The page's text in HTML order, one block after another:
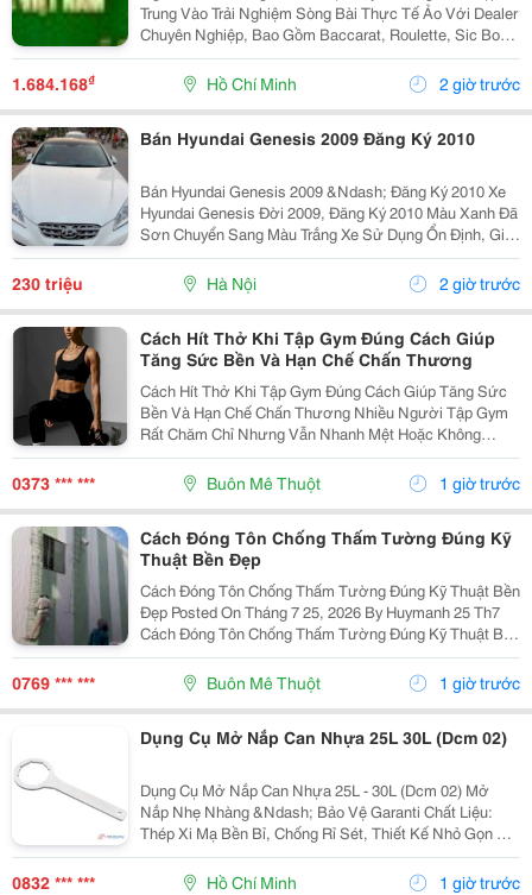
Trung Vào Trải Nghiệm Sòng Bài Thực Tế Ảo Với Dealer
Chuyên Nghiệp, Bao Gồm Baccarat, Roulette, Sic Bo
Cùng Hàng Trăm Slot Game Đa Chủ Đề Từ Cổ Điển Đến
Video Hiện Đại. Ngoài Ra, Gg88 Mang Đến Loạt...
1.684.168₫ Hồ Chí Minh 2 giờ trước
Bán Hyundai Genesis 2009 Đăng Ký 2010
Bán Hyundai Genesis 2009 &Ndash; Đăng Ký 2010 Xe
Hyundai Genesis Đời 2009, Đăng Ký 2010 Màu Xanh Đã
Sơn Chuyển Sang Màu Trắng Xe Sử Dụng Ổn Định, Giấy
Tờ Đầy Đủ Chính Chủ Xem Xe Trực Tiếp Tại Hà Nội Giá
Bán: 230 Triệu (Có Thương Lượng Cho Khách...
230 triệu Hà Nội 2 giờ trước
Cách Hít Thở Khi Tập Gym Đúng Cách Giúp
Tăng Sức Bền Và Hạn Chế Chấn Thương
Cách Hít Thở Khi Tập Gym Đúng Cách Giúp Tăng Sức
Bền Và Hạn Chế Chấn Thương Nhiều Người Tập Gym
Rất Chăm Chỉ Nhưng Vẫn Nhanh Mệt Hoặc Không
Nâng Được Mức Tạ Như Mong Muốn. Một Trong
Những Nguyên Nhân Phổ Biến Là Hít Thở Chưa Đúng
Kỹ Thuật. Trên...
0373 *** *** Buôn Mê Thuột 1 giờ trước
Cách Đóng Tôn Chống Thấm Tường Đúng Kỹ
Thuật Bền Đẹp
Cách Đóng Tôn Chống Thấm Tường Đúng Kỹ Thuật Bền
Đẹp Posted On Tháng 7 25, 2026 By Huymanh 25 Th7
Cách Đóng Tôn Chống Thấm Tường Đúng Kỹ Thuật Bền
Đẹp Thấm Dột Tường Nhà, Đặc Biệt Là Khu Vực
Tường Hông Và Khe Giáp Ranh Giữa Hai...
0769 *** *** Buôn Mê Thuột 1 giờ trước
Dụng Cụ Mở Nắp Can Nhựa 25L 30L (Dcm 02)
Dụng Cụ Mở Nắp Can Nhựa 25L - 30L (Dcm 02) Mở
Nắp Nhẹ Nhàng &Ndash; Bảo Vệ Garanti Chất Liệu:
Thép Xi Mạ Bền Bỉ, Chống Rỉ Sét, Thiết Kế Nhỏ Gọn Dễ
Mang Theo. Đặc Điểm Nổi Bật: * Trang Bị 8 Rãnh Sâu
(Đường Kính 65-67Mm) Bám Khít Nắp Can, Giúp Mở...
0832 *** *** Hồ Chí Minh 1 giờ trước